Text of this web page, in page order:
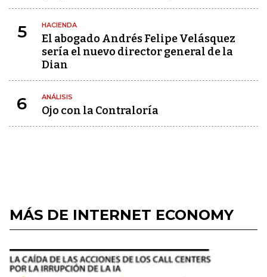
5 HACIENDA
El abogado Andrés Felipe Velásquez
sería el nuevo director general de la
Dian
6 ANÁLISIS
Ojo con la Contraloría
MÁS DE INTERNET ECONOMY